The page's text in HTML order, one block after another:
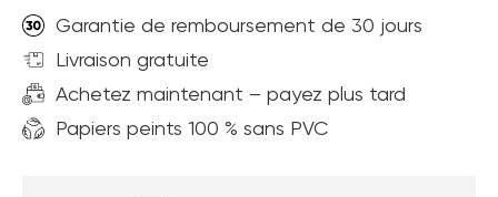
Garantie de remboursement de 30 jours
Livraison gratuite
Achetez maintenant – payez plus tard
Papiers peints 100 % sans PVC